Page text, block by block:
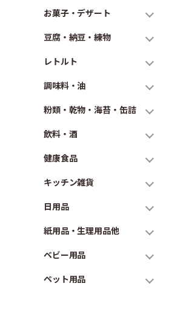
お菓子・デザート
豆腐・納豆・練物
レトルト
調味料・油
粉類・乾物・海苔・缶詰
飲料・酒
健康食品
キッチン雑貨
日用品
紙用品・生理用品他
ベビー用品
ペット用品